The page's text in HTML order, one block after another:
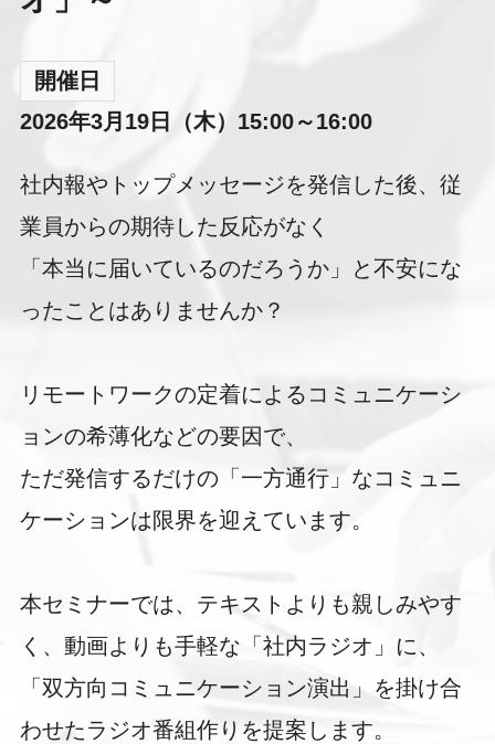
開催日
2026年3月19日（木）15:00～16:00
社内報やトップメッセージを発信した後、従
業員からの期待した反応がなく
「本当に届いているのだろうか」と不安にな
ったことはありませんか？
リモートワークの定着によるコミュニケーシ
ョンの希薄化などの要因で、
ただ発信するだけの「一方通行」なコミュニ
ケーションは限界を迎えています。
本セミナーでは、テキストよりも親しみやす
く、動画よりも手軽な「社内ラジオ」に、
「双方向コミュニケーション演出」を掛け合
わせたラジオ番組作りを提案します。